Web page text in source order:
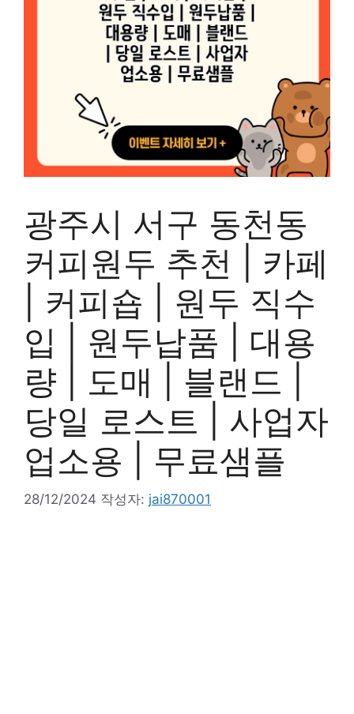
광주시 서구 동천동
커피원두 추천 | 카페
| 커피숍 | 원두 직수
입 | 원두납품 | 대용
량 | 도매 | 블랜드 |
당일 로스트 | 사업자
업소용 | 무료샘플
28/12/2024 작성자: jai870001